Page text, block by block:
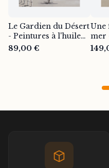
Le Gardien du Désert
- Peintures à l'huile
sur toile de natures
89,00 €
Une
mer
la